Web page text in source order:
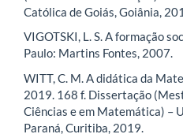
Católica de Goiás, Goiânia,
VIGOTSKI, L. S. A formação
Paulo: Martins Fontes, 2007.
WITT, C. M. A didática da
2019. 168 f. Dissertação
Ciências e em Matemática) –
Paraná, Curitiba, 2019.